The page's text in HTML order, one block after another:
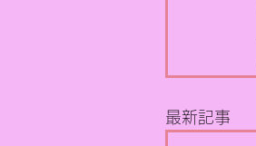
最新記事